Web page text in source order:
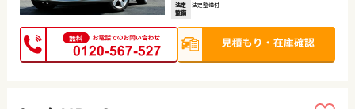
法定
整備
法定整備付